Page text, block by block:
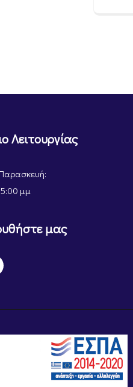
Λειτουργίας
μμ
μας